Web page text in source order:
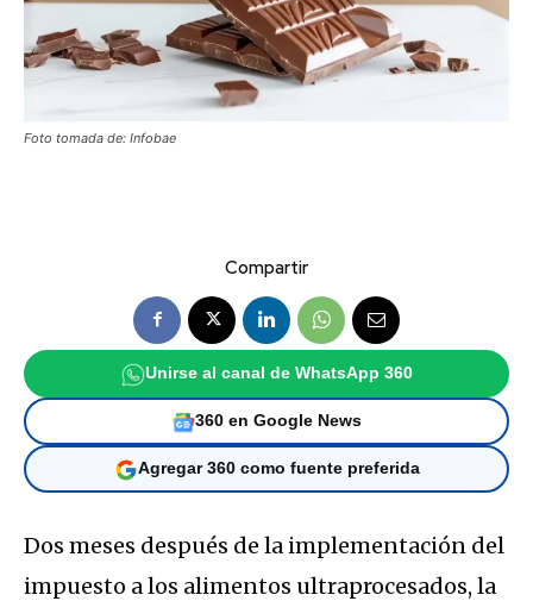
Foto tomada de: Infobae
Compartir
Unirse al canal de WhatsApp 360
360 en Google News
Agregar 360 como fuente preferida
Dos meses después de la implementación del
impuesto a los alimentos ultraprocesados, la